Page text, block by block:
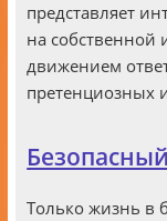
представляет
на собственной
движением
претенциозных
Только жизнь в